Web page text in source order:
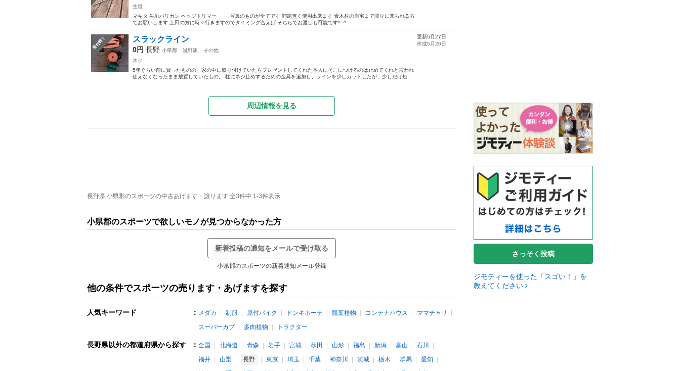
生垣
マキタ 生垣バリカン ヘッジトリマー 写真のものが全てです 問題無く使用出来ます 青木村の自宅まで取りに来られる方
でお願いします 上田の方に時々行きますのでタイミング合えば そちらでお渡しも可能です^_^
受付終了 スラックライン
0円 長野 小県郡 滋野駅
その他
ネジ
5年ぐらい前に買ったものの、家の中に取り付けていたらプレゼントしてくれた本人にそこにつけるのは止めてくれと言われ
使えなくなったまま放置していたもの。 柱にネジ止めするための金具を追加し、ラインを少しカットしたが、少しだけ短...
更新5月27日
作成5月20日
周辺情報を見る
長野県 小県郡のスポーツの中古あげます・譲ります 全3件中 1-3件表示
小県郡のスポーツで欲しいモノが見つからなかった方
新着投稿の通知をメールで受け取る
小県郡のスポーツの新着通知メール登録
他の条件でスポーツの売ります・あげますを探す
人気キーワード ： メダカ 制服 原付バイク ドンキホーテ 観葉植物 コンテナハウス
ママチャリ
スーパーカブ
多肉植物 トラクター
長野県以外の都道府県から探す ： 全国 北海道 青森 岩手 宮城 秋田 山形 福島 新潟 富山
石川
福井
山梨 長野 東京 埼玉 千葉 神奈川 茨城 栃木 群馬
愛知
さっそく投稿
ジモティーを使った「スゴい！」を
教えてください